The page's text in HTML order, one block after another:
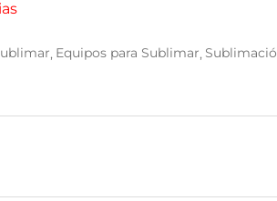
Equipos para Sublimar